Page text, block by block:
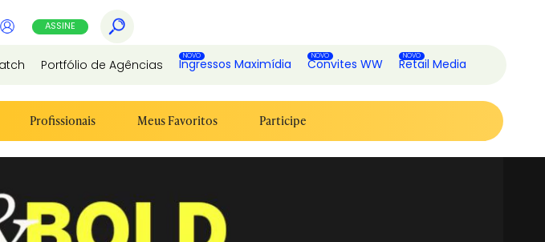
ASSINE
Portfólio de Agências Ingressos Maximídia Convites WW Retail Media
Profissionais Meus Favoritos Participe